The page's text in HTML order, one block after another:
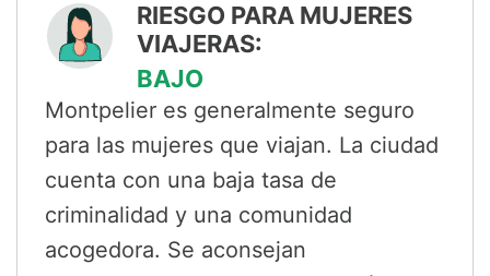
RIESGO PARA MUJERES
VIAJERAS:
BAJO
Montpelier es generalmente seguro
para las mujeres que viajan. La ciudad
cuenta con una baja tasa de
criminalidad y una comunidad
acogedora. Se aconsejan